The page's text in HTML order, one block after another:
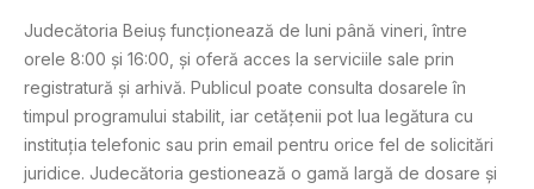
Judecătoria Beiuș funcționează de luni până vineri, între
orele 8:00 și 16:00, și oferă acces la serviciile sale prin
registratură și arhivă. Publicul poate consulta dosarele în
timpul programului stabilit, iar cetățenii pot lua legătura cu
instituția telefonic sau prin email pentru orice fel de solicitări
juridice. Judecătoria gestionează o gamă largă de dosare și